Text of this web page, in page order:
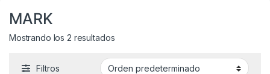
MARK
Mostrando los 2 resultados
Filtros